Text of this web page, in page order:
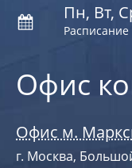
Офис
Офис м.
г. Москва,
Пн, Вт,
Расписание